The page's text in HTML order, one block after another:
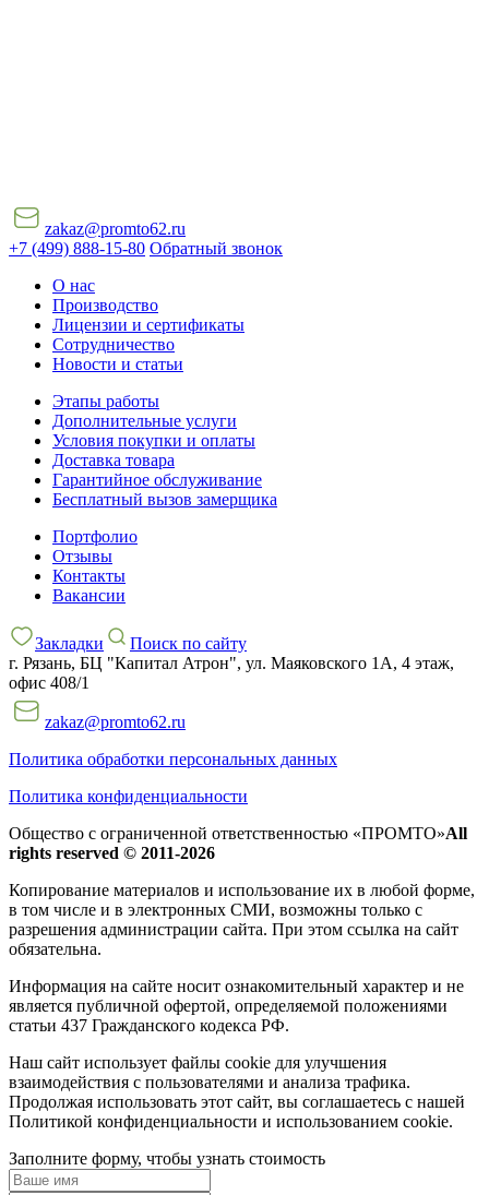
zakaz@promto62.ru
+7 (499) 888-15-80 Обратный звонок
О нас
Производство
Лицензии и сертификаты
Сотрудничество
Новости и статьи
Этапы работы
Дополнительные услуги
Условия покупки и оплаты
Доставка товара
Гарантийное обслуживание
Бесплатный вызов замерщика
Портфолио
Отзывы
Контакты
Вакансии
Закладки
Поиск по сайту
г. Рязань, БЦ "Капитал Атрон", ул. Маяковского 1А, 4 этаж,
офис 408/1
zakaz@promto62.ru
Политика обработки персональных данных
Политика конфиденциальности
Общество с ограниченной ответственностью «ПРОМТО»All
rights reserved © 2011-2026
Копирование материалов и использование их в любой форме,
в том числе и в электронных СМИ, возможны только c
разрешения администрации сайта. При этом ссылка на сайт
обязательна.
Информация на сайте носит ознакомительный характер и не
является публичной офертой, определяемой положениями
статьи 437 Гражданского кодекса РФ.
Наш сайт использует файлы cookie для улучшения
взаимодействия с пользователями и анализа трафика.
Продолжая использовать этот сайт, вы соглашаетесь с нашей
Политикой конфиденциальности и использованием cookie.
Заполните форму, чтобы узнать стоимость